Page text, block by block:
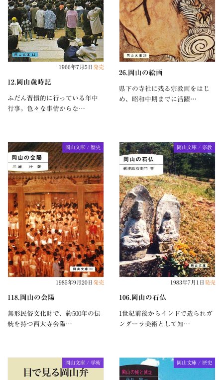
1966年7月5日 発売
12.岡山歳時記
ふだん習慣的に行っている年中
行事。色々な事情からな…
26.岡山の絵画
県下の寺社に残る宗教画をはじ
め、昭和中期までに活躍…
岡山文庫 / 歴史
1985年9月20日 発売
118.岡山の会陽
無形民俗文化財で、約500年の伝
統を持つ西大寺会陽…
岡山文庫 / 宗教
1983年7月1日 発売
106.岡山の石仏
1世紀前後からインドで造られガ
ンダーラ美術として知…
岡山文庫 / 学術 岡山文庫 / 歴史